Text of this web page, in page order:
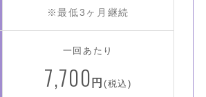
※最低3ヶ月継続
一回あたり
7,700 円 (税込)